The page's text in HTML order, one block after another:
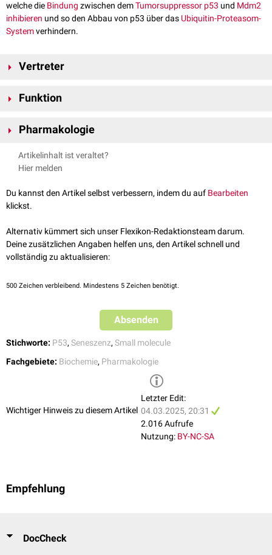
welche die Bindung zwischen demTumorsuppressor p53 und Mdm2
inhibieren und so den Abbau von p53 über das Ubiquitin-Proteasom-
Systemverhindern.
Vertreter
verwendet werden. Man unterscheidet drei Formen:
Nutlin-2
Funktion
p53 stabilisiert und seine zelluläre
Pharmakologie
Idasanutlin ist ein experimentelles
Malignomen
Artikelinhalt ist veraltet?
Hier melden
Du kannst den Artikel selbst verbessern, indem du auf Bearbeiten
klickst.
Alternativ kümmert sich unser Flexikon-Redaktionsteam darum.
Deine zusätzlichen Angaben helfen uns, den Artikel schnell und
vollständig zu aktualisieren:
500 Zeichen verbleibend. Mindestens 5 Zeichen benötigt.
Absenden
Stichworte: P53, Seneszenz, Small molecule
Fachgebiete: Biochemie, Pharmakologie
Wichtiger Hinweis zu diesem Artikel
Letzter Edit:
04.03.2025, 20:31
2.016 Aufrufe
Nutzung: BY-NC-SA
Empfehlung
DocCheck